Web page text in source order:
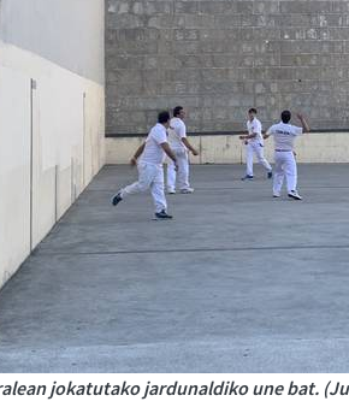
jokatutako jardunaldiko une bat.